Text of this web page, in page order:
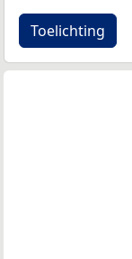
Toelichting